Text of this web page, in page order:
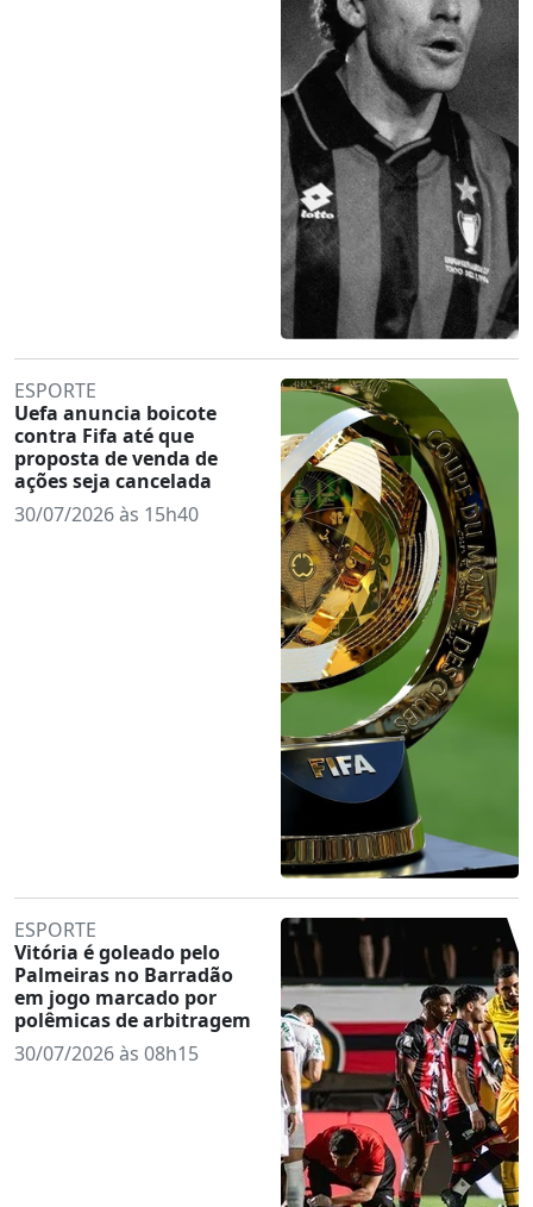
ESPORTE
Uefa anuncia boicote
contra Fifa até que
proposta de venda de
ações seja cancelada
30/07/2026 às 15h40
ESPORTE
Vitória é goleado pelo
Palmeiras no Barradão
em jogo marcado por
polêmicas de arbitragem
30/07/2026 às 08h15